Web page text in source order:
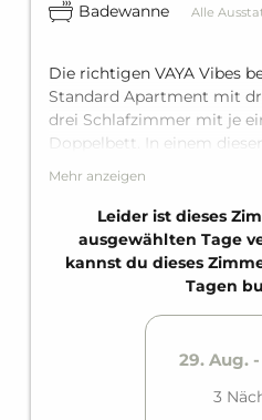
Badewanne
Alle
Die richtigen VAYA Vibes
Standard Apartment mit
drei Schlafzimmer mit je
Doppelbett. In einem
zusätzlich ein Einzelbett
Personen, und dazu eine
zwei Personen im
zwei bequeme Bäder mit
ausgestattete Küche und
für bis zu neun Personen.
Mehr anzeigen
Leider ist dieses
ausgewählten Tage
kannst du dieses
Tagen
29. Aug. -
3